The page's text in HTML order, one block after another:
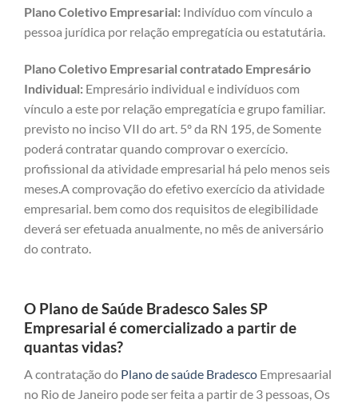
Plano Coletivo Empresarial: Indivíduo com vínculo a
pessoa jurídica por relação empregatícia ou estatutária.
Plano Coletivo Empresarial contratado Empresário
Individual: Empresário individual e indivíduos com
vínculo a este por relação empregatícia e grupo familiar.
previsto no inciso VII do art. 5º da RN 195, de Somente
poderá contratar quando comprovar o exercício.
profissional da atividade empresarial há pelo menos seis
meses.A comprovação do efetivo exercício da atividade
empresarial. bem como dos requisitos de elegibilidade
deverá ser efetuada anualmente, no mês de aniversário
do contrato.
O Plano de Saúde Bradesco Sales SP
Empresarial é comercializado a partir de
quantas vidas?
A contratação do Plano de saúde Bradesco Empresaarial
no Rio de Janeiro pode ser feita a partir de 3 pessoas, Os